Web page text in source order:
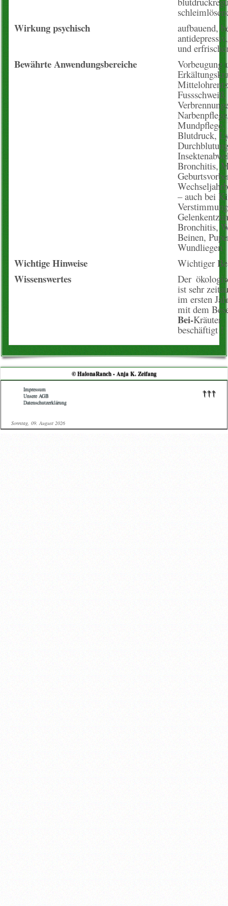
Wirkung psychisch
aufbauend,
und
Bewährte Anwendungsbereiche
Vorbeugung
Mundpflege,
Blutdruck,
Bronchitis,
– auch bei
Bronchitis,
Beinen,
Wundliegen
Wichtige Hinweise Wichtiger
Wissenswertes
Der
ist sehr
im ersten
mit dem
Bei-
beschäftigt !
© HalonaRanch - Anja K. Zeifang
↑↑↑
Impressum
Unsere AGB
Datenschutzerklärung
Sonntag, 09. August 2026